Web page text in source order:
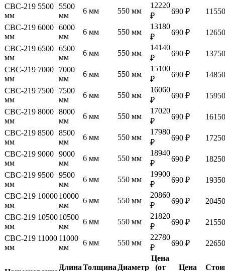
СВС-219 5500
мм
5500
мм
6 мм 550 мм
12220
₽
690 ₽
СВС-219 6000
мм
6000
мм
6 мм 550 мм
13180
₽
690 ₽
СВС-219 6500
мм
6500
мм
6 мм 550 мм
14140
₽
690 ₽
СВС-219 7000
мм
7000
мм
6 мм 550 мм
15100
₽
690 ₽
СВС-219 7500
мм
7500
мм
6 мм 550 мм
16060
₽
690 ₽
СВС-219 8000
мм
8000
мм
6 мм 550 мм
17020
₽
690 ₽
СВС-219 8500
мм
8500
мм
6 мм 550 мм
17980
₽
690 ₽
СВС-219 9000
мм
9000
мм
6 мм 550 мм
18940
₽
690 ₽
СВС-219 9500
мм
9500
мм
6 мм 550 мм
19900
₽
690 ₽
СВС-219 10000
мм
10000
мм
6 мм 550 мм
20860
₽
690 ₽
СВС-219 10500
мм
10500
мм
6 мм 550 мм
21820
₽
690 ₽
СВС-219 11000
мм
11000
мм
6 мм 550 мм
22780
₽
690 ₽
ДлинаТолщина Диаметр
Цена
(от
Цена